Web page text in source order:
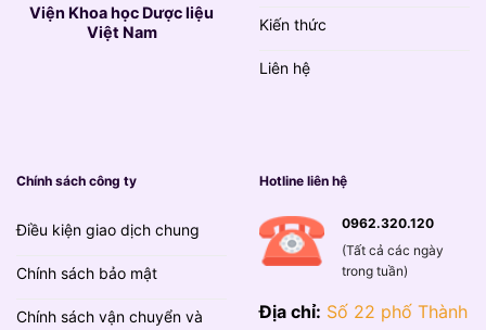
Viện Khoa học Dược liệu
Việt Nam
Kiến thức
Liên hệ
Chính sách công ty
Điều kiện giao dịch chung
Chính sách bảo mật
Chính sách vận chuyển và
Hotline liên hệ
0962.320.120
(Tất cả các ngày
trong tuần)
Địa chỉ: Số 22 phố Thành